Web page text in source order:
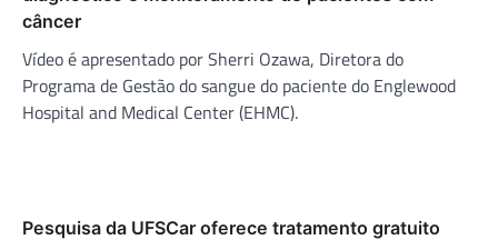
câncer
Vídeo é apresentado por Sherri Ozawa, Diretora do
Programa de Gestão do sangue do paciente do Englewood
Hospital and Medical Center (EHMC).
Pesquisa da UFSCar oferece tratamento gratuito